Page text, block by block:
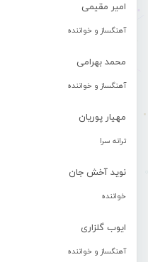
امیر مقیمی
آهنگساز و خواننده
محمد بهرامی
آهنگساز و خواننده
مهیار پوریان
ترانه سرا
نوید آخش جان
خواننده
ایوب گلزاری
آهنگساز و خواننده